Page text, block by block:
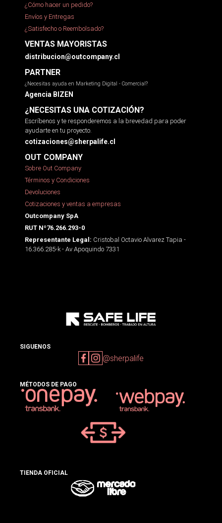
¿Cómo hacer un pedido?
Envíos y Entregas
¿Satisfecho o Reembolsado?
VENTAS MAYORISTAS
distribucion@outcompany.cl
PARTNER
¿Necesitas ayuda en Marketing Digital - Comercial?
Agencia BIZEN
¿NECESITAS UNA COTIZACIÓN?
Escríbenos y te responderemos a la brevedad para poder
ayudarte en tu proyecto.
cotizaciones@sherpalife.cl
OUT COMPANY
Sobre Out Company
Términos y Condiciones
Devoluciones
Cotizaciones y ventas a empresas
Outcompany SpA
RUT Nº76.266.293-0
Representante Legal: Cristobal Octavio Alvarez Tapia -
16.366.285-k - Av Apoquindo 7331
SIGUENOS
@sherpalife
MÉTODOS DE PAGO
TIENDA OFICIAL